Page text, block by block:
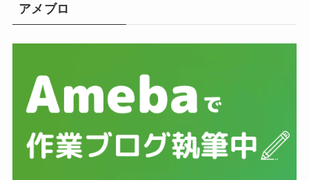
アメブロ